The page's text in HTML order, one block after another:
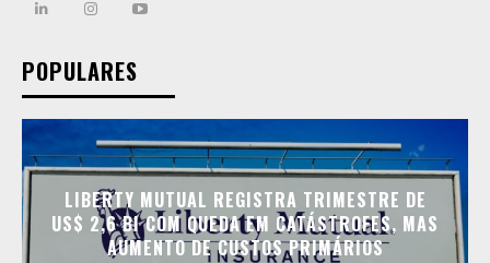
POPULARES
LIBERTY MUTUAL REGISTRA TRIMESTRE DE
US$ 2,6 BI COM QUEDA EM CATÁSTROFES, MAS
AUMENTO DE CUSTOS PRIMÁRIOS